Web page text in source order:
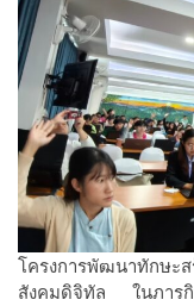
โครงการพัฒนาทักษะส
สังคมดิจิทัล ในภารกิ